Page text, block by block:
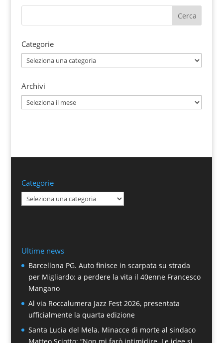
Categorie
Categorie
Archivi
Archivi
Categorie
Categorie
Ultime news
Barcellona PG. Auto finisce in scarpata su strada
per Migliardo: a perdere la vita il 40enne Francesco
Mangano
Al via Roccalumera Jazz Fest 2026, presentata
ufficialmente la quarta edizione
Santa Lucia del Mela. Minacce di morte al sindaco